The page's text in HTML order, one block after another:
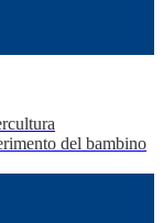
del bambino